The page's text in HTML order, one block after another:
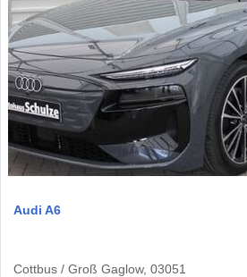
Audi A6
Cottbus / Groß Gaglow, 03051